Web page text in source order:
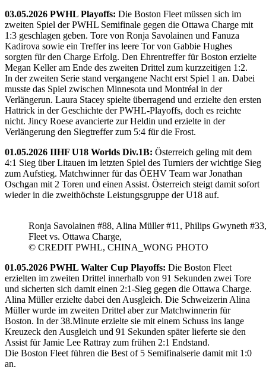
03.05.2026 PWHL Playoffs: Die Boston Fleet müssen sich im
zweiten Spiel der PWHL Semifinale gegen die Ottawa Charge mit
1:3 geschlagen geben. Tore von Ronja Savolainen und Fanuza
Kadirova sowie ein Treffer ins leere Tor von Gabbie Hughes
sorgten für den Charge Erfolg. Den Ehrentreffer für Boston erzielte
Megan Keller am Ende des zweiten Drittel zum kurzzeitigen 1:2.
In der zweiten Serie stand vergangene Nacht erst Spiel 1 an. Dabei
musste das Spiel zwischen Minnesota und Montréal in der
Verlängerun. Laura Stacey spielte überragend und erzielte den ersten
Hattrick in der Geschichte der PWHL-Playoffs, doch es reichte
nicht. Jincy Roese avancierte zur Heldin und erzielte in der
Verlängerung den Siegtreffer zum 5:4 für die Frost.
01.05.2026 IIHF U18 Worlds Div.1B: Österreich geling mit dem
4:1 Sieg über Litauen im letzten Spiel des Turniers der wichtige Sieg
zum Aufstieg. Matchwinner für das ÖEHV Team war Jonathan
Oschgan mit 2 Toren und einen Assist. Österreich steigt damit sofort
wieder in die zweithöchste Leistungsgruppe der U18 auf.
Ronja Savolainen #88, Alina Müller #11, Philips Gwyneth
Fleet vs. Ottawa Charge,
© CREDIT PWHL, CHINA_WONG PHOTO
01.05.2026 PWHL Walter Cup Playoffs: Die Boston Fleet
erzielten im zweiten Drittel innerhalb von 91 Sekunden zwei Tore
und sicherten sich damit einen 2:1-Sieg gegen die Ottawa Charge.
Alina Müller erzielte dabei den Ausgleich. Die Schweizerin Alina
Müller wurde im zweiten Drittel aber zur Matchwinnerin für
Boston. In der 38.Minute erzielte sie mit einem Schuss ins lange
Kreuzeck den Ausgleich und 91 Sekunden später lieferte sie den
Assist für Jamie Lee Rattray zum frühen 2:1 Endstand.
Die Boston Fleet führen die Best of 5 Semifinalserie damit mit 1:0
an.